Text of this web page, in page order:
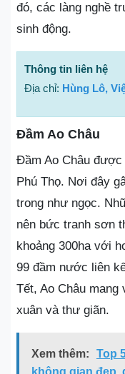
đó, các làng nghề
sinh động.
Thông tin liên hệ
Địa chỉ: Hùng Lô,
Đầm Ao Châu
Đầm Ao Châu được
Phú Thọ. Nơi đây
trong như ngọc.
nên bức tranh sơn
khoảng 300ha với
99 đầm nước liên
Tết, Ao Châu
xuân và thư giãn.
Xem thêm:
Top
không gian đẹp,